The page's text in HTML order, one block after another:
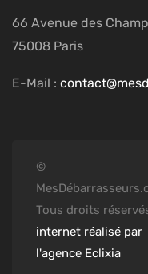
66 Avenue des
75008 Paris
E-Mail :
©
Tous droits
internet réalisé par
l'agence Eclixia